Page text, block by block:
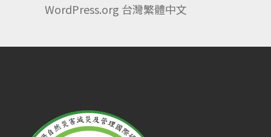
WordPress.org 台灣繁體中文